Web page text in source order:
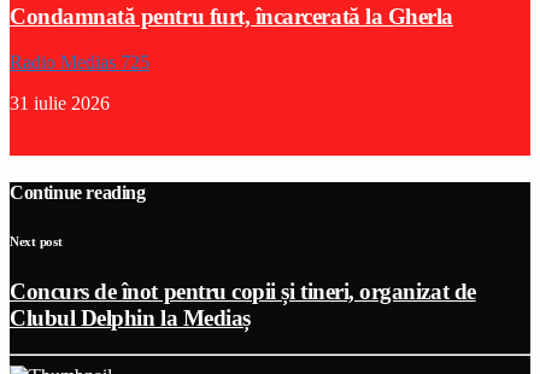
Condamnată pentru furt, încarcerată la Gherla
Radio Medias 725
31 iulie 2026
Continue reading
Next post
Concurs de înot pentru copii și tineri, organizat de
Clubul Delphin la Mediaș